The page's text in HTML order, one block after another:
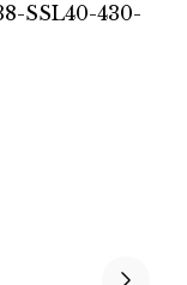
SSL40-430-